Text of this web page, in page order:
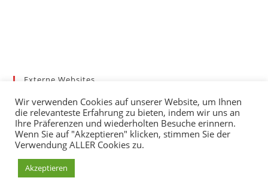
Externe Websites
Gemeinde March
Wetter
mybigpoint
Wir verwenden Cookies auf unserer Website, um Ihnen
die relevanteste Erfahrung zu bieten, indem wir uns an
Ihre Präferenzen und wiederholten Besuche erinnern.
Wenn Sie auf "Akzeptieren" klicken, stimmen Sie der
Verwendung ALLER Cookies zu.
Akzeptieren